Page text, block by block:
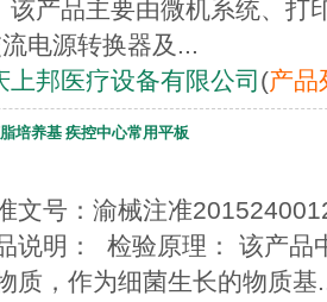
品主要由微机系统、打
电源转换器及...
上邦医疗设备有限公司 (产品
培养基 疾控中心常用平板
文号：渝械注准
说明： 检验原理： 该产品
质，作为细菌生长的物质基